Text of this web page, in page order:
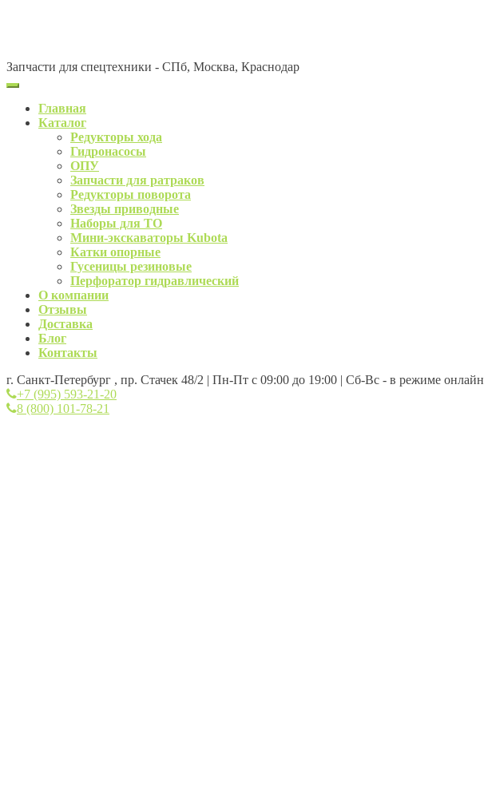
Запчасти для спецтехники - СПб, Москва, Краснодар
Главная
Каталог
Редукторы хода
Гидронасосы
ОПУ
Запчасти для ратраков
Редукторы поворота
Звезды приводные
Наборы для ТО
Мини-экскаваторы Kubota
Катки опорные
Гусеницы резиновые
Перфоратор гидравлический
О компании
Отзывы
Доставка
Блог
Контакты
г. Санкт-Петербург , пр. Стачек 48/2 | Пн-Пт с 09:00 до 19:00 | Сб-Вс - в режиме онлайн
+7 (995) 593-21-20
8 (800) 101-78-21